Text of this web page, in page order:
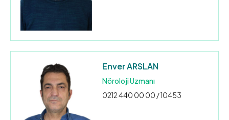
Enver ARSLAN
Nöroloji Uzmanı
0212 440 00 00 / 10453